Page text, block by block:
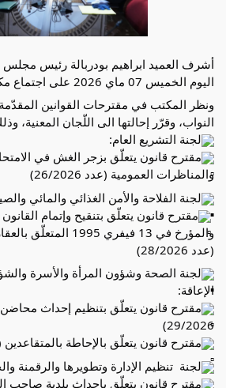
اليوم الخميس 07 ماي 2026 على اجتماع مكتب المجلس.
النواب، وقرّر إحالتها الى اللّجان المعنية،
لجنة التشريع العام:
والمناظرات العمومية (عدد 26/2026)
لجنة الفلاحة والأمن الغذائي والمائي
(عدد 28/2026)
الإعاقة:
29/2026)
مقترح قانون يتعلّق بالإحاطة بالمتقاعدين (عدد
لجنة  تنظيم الإدارة وتطويرها والرقمنة